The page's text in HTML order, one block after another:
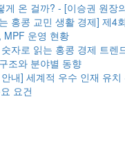
게 온 걸까? - [이승권 원장
홍콩 교민 생활 경제] 제4
MPF 운영 현황
자로 읽는 홍콩 경제 트렌
조와 분야별 동향
내] 세계적 우수 인재 유치
요건